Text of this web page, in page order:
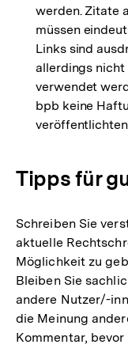
werden. Zitate
müssen
Links sind
allerdings nicht
verwendet
bpb keine
Tipps für
Schreiben Sie
aktuelle
Möglichkeit zu
Bleiben Sie
andere Nutzer/-
die Meinung
Kommentar,